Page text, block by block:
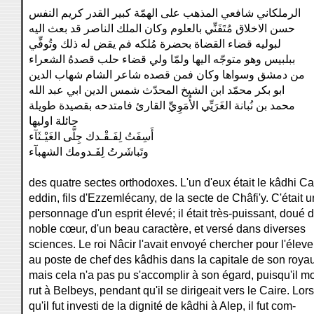
الرملكاني شافعي المذهب على الهمّة كبير القدر كريم النفس
حسن الاخلاق مُتَفَنِّي بالعلوم وكان الملك الناصر قد بعث اليه
لبوليه قضاء القضاة بحضرة مُلكه فم يقض له ذلك وتُوفِّي
ببلبيس وهو متوجّه اليها ولمّا ولي قضاء حلب قصدهُ الشعراء
من دمشق وسواها وكان فمن قصده شاعر الشام شهاب الدين
ابو بكر محمّد ابن الشيخ المحدّث شمس الدين ابي عبد الله
محمد بن نُبانة الغَرَيِّي الأُمَوِيِّ القارئ فامتدحه بقصيدة طويلة
حائلة اوليها
أَسِفَتُ لِفَـقْـدك جِلَّى الغَيْـثَآء
وتَباشَرتُ لِفَـدومك الشهبآء
des quatre sectes orthodoxes. L'un d'eux était le kâdhi
eddin, fils d'Ezzemlécany, de la secte de Châfi'y. C'était
personnage d'un esprit élevé; il était très-puissant, doué
noble cœur, d'un beau caractère, et versé dans diverses
sciences. Le roi Nâcir l'avait envoyé chercher pour
au poste de chef des kâdhis dans la capitale de son
mais cela n'a pas pu s'accomplir à son égard, puisqu'il
rut à Belbeys, pendant qu'il se dirigeait vers le Caire.
qu'il fut investi de la dignité de kâdhi à Alep, il fut com-